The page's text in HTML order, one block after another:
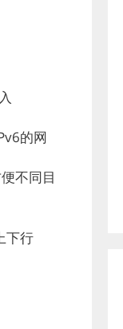
的网
不同目
下行